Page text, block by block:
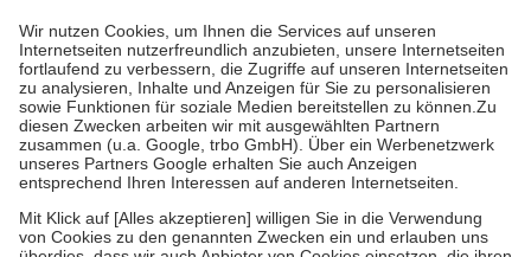
höchstens zehn Euro.
Es sind jedoch nie mehr als die tatsächlichen
Kosten der Leistung zu entrichten.
Diese Regeln gelten grundsätzlich auch für Online-Apotheken.
Bei Heilmitteln und häuslicher Krankenpflege beträgt die
Zuzahlung zehn Prozent der Kosten sowie zehn Euro je
Verordnung.
Um das Engagement der Versicherten für ihre eigene Gesundheit zu
stärken und die besondere Stellung der Familie zu unterstützen,
fallenkeine Zuzahlungenan bei:
• Kindern und Jugendlichen bis zum vollendeten 18. Lebensjahr